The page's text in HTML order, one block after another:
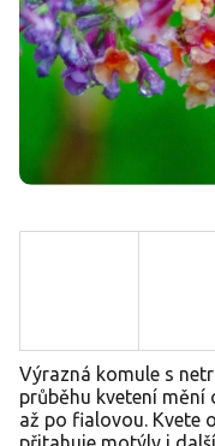
Výrazná komule s
průběhu kvetení
až po fialovou. Kvete